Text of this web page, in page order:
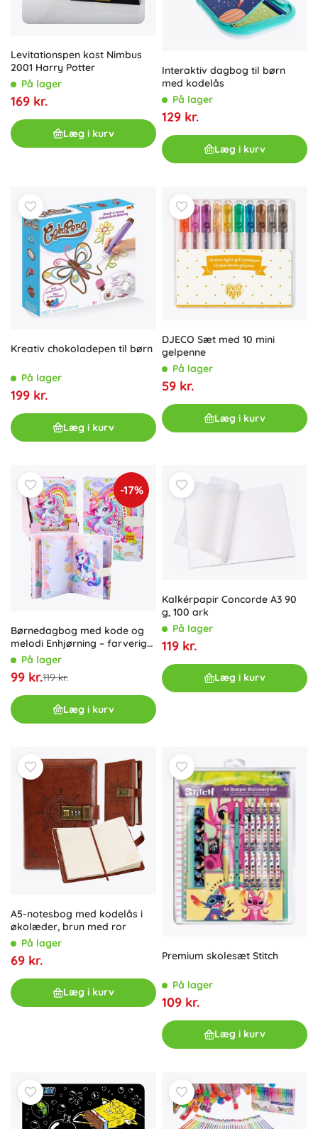
Levitationspen kost Nimbus
2001 Harry Potter
På lager
169 kr.
Læg i kurv
Interaktiv dagbog til børn
med kodelås
På lager
129 kr.
Læg i kurv
Kreativ chokoladepen til børn
På lager
199 kr.
Læg i kurv
DJECO Sæt med 10 mini
gelpenne
På lager
59 kr.
Læg i kurv
-17%
Børnedagbog med kode og
melodi Enhjørning – farverige
siderPå lager
99 kr.119 kr.
Læg i kurv
Kalkérpapir Concorde A3 90
g, 100 ark
På lager
119 kr.
Læg i kurv
A5-notesbog med kodelås i
økolæder, brun med ror
På lager
69 kr.
Læg i kurv
Premium skolesæt Stitch
På lager
109 kr.
Læg i kurv